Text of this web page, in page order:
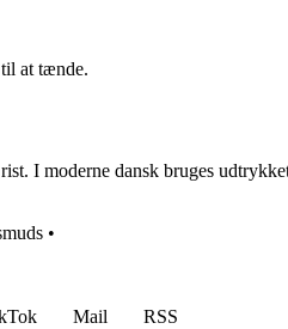
at tænde.
I moderne dansk bruges
•
Mail
RSS